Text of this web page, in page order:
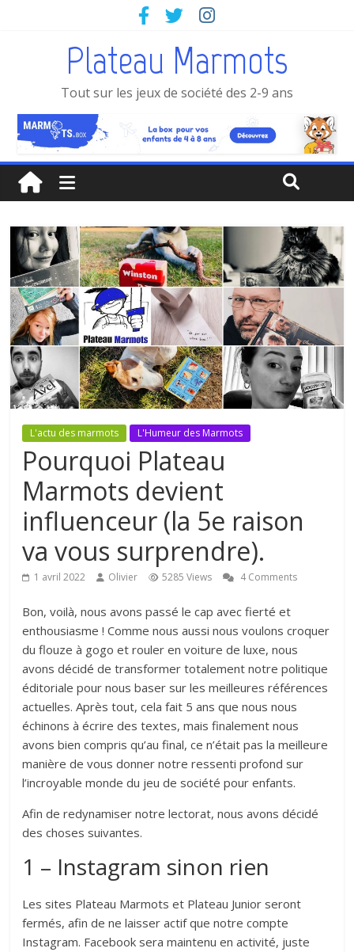
Plateau Marmots
Tout sur les jeux de société des 2-9 ans
L'actu des marmots L'Humeur des Marmots
Pourquoi Plateau
Marmots devient
influenceur (la 5e raison
va vous surprendre).
1 avril 2022 Olivier 5285 Views 4 Comments
Bon, voilà, nous avons passé le cap avec fierté et
enthousiasme ! Comme nous aussi nous voulons croquer
du flouze à gogo et rouler en voiture de luxe, nous
avons décidé de transformer totalement notre politique
éditoriale pour nous baser sur les meilleures références
actuelles. Après tout, cela fait 5 ans que nous nous
échinons à écrire des textes, mais finalement nous
avons bien compris qu’au final, ce n’était pas la meilleure
manière de vous donner notre ressenti profond sur
l’incroyable monde du jeu de société pour enfants.
Afin de redynamiser notre lectorat, nous avons décidé
des choses suivantes.
1 – Instagram sinon rien
Les sites Plateau Marmots et Plateau Junior seront
fermés, afin de ne laisser actif que notre compte
Instagram. Facebook sera maintenu en activité, juste